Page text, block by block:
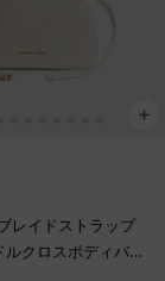
レイドストラップ
ルクロスボディバッ